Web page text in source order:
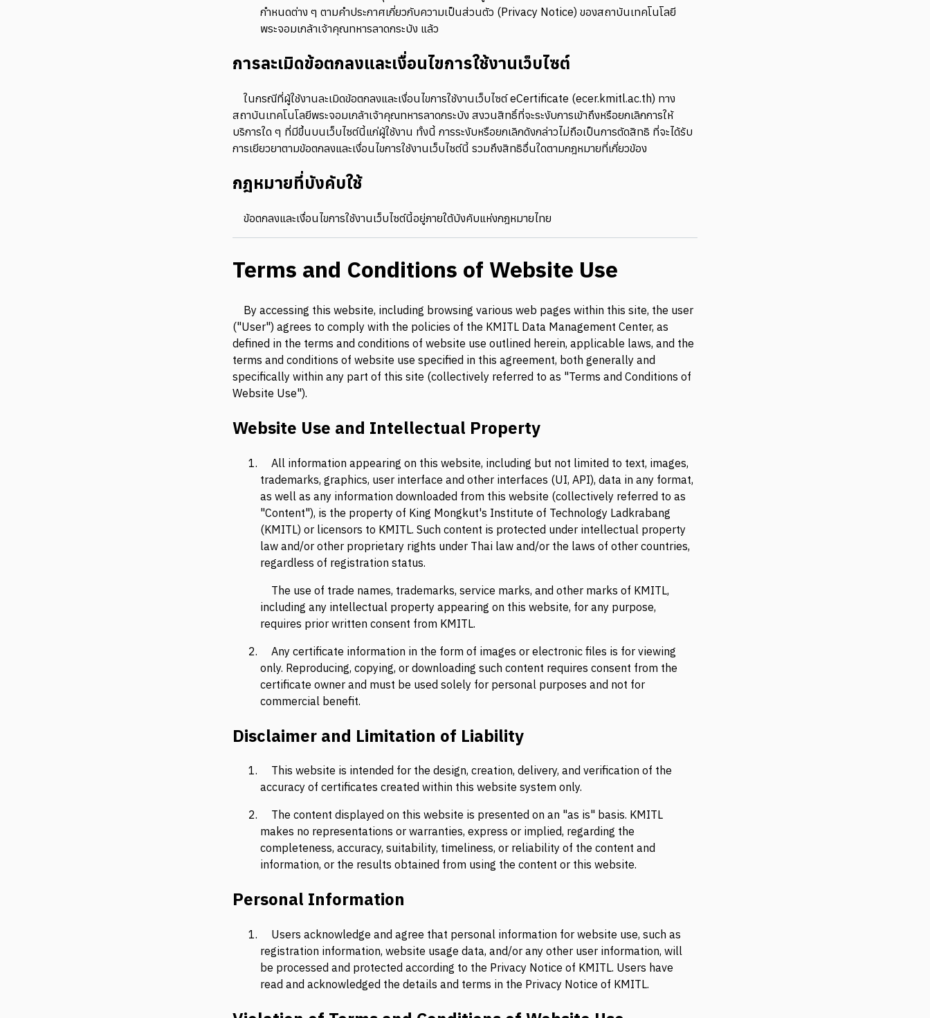
กำหนดต่าง ๆ ตามคำประกาศเกี่ยวกับความเป็นส่วนตัว (Privacy Notice) ของสถาบันเทคโนโลยี
พระจอมเกล้าเจ้าคุณทหารลาดกระบัง แล้ว
การละเมิดข้อตกลงและเงื่อนไขการใช้งานเว็บไซต์
ในกรณีที่ผู้ใช้งานละเมิดข้อตกลงและเงื่อนไขการใช้งานเว็บไซต์ eCertificate (ecer.kmitl.ac.th) ทาง
สถาบันเทคโนโลยีพระจอมเกล้าเจ้าคุณทหารลาดกระบัง สงวนสิทธิ์ที่จะระงับการเข้าถึงหรือยกเลิกการให้
บริการใด ๆ ที่มีขึ้นบนเว็บไซต์นี้แก่ผู้ใช้งาน ทั้งนี้ การระงับหรือยกเลิกดังกล่าวไม่ถือเป็นการตัดสิทธิ ที่จะได้รับ
การเยียวยาตามข้อตกลงและเงื่อนไขการใช้งานเว็บไซต์นี้ รวมถึงสิทธิอื่นใดตามกฎหมายที่เกี่ยวข้อง
กฎหมายที่บังคับใช้
ข้อตกลงและเงื่อนไขการใช้งานเว็บไซต์นี้อยู่ภายใต้บังคับแห่งกฎหมายไทย
Terms and Conditions of Website Use
By accessing this website, including browsing various web pages within this site, the user
("User") agrees to comply with the policies of the KMITL Data Management Center, as
defined in the terms and conditions of website use outlined herein, applicable laws, and the
terms and conditions of website use specified in this agreement, both generally and
specifically within any part of this site (collectively referred to as "Terms and Conditions of
Website Use").
Website Use and Intellectual Property
All information appearing on this website, including but not limited to text, images,
trademarks, graphics, user interface and other interfaces (UI, API), data in any format,
as well as any information downloaded from this website (collectively referred to as
"Content"), is the property of King Mongkut's Institute of Technology Ladkrabang
(KMITL) or licensors to KMITL. Such content is protected under intellectual property
law and/or other proprietary rights under Thai law and/or the laws of other countries,
regardless of registration status.
The use of trade names, trademarks, service marks, and other marks of KMITL,
including any intellectual property appearing on this website, for any purpose,
requires prior written consent from KMITL.
Any certificate information in the form of images or electronic files is for viewing
only. Reproducing, copying, or downloading such content requires consent from the
certificate owner and must be used solely for personal purposes and not for
commercial benefit.
Disclaimer and Limitation of Liability
This website is intended for the design, creation, delivery, and verification of the
accuracy of certificates created within this website system only.
The content displayed on this website is presented on an "as is" basis. KMITL
makes no representations or warranties, express or implied, regarding the
completeness, accuracy, suitability, timeliness, or reliability of the content and
information, or the results obtained from using the content or this website.
Personal Information
Users acknowledge and agree that personal information for website use, such as
registration information, website usage data, and/or any other user information, will
be processed and protected according to the Privacy Notice of KMITL. Users have
read and acknowledged the details and terms in the Privacy Notice of KMITL.